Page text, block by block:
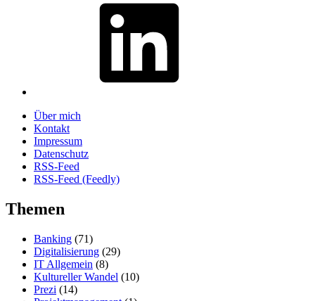
Über mich
Kontakt
Impressum
Datenschutz
RSS-Feed
RSS-Feed (Feedly)
Themen
Banking (71)
Digitalisierung (29)
IT Allgemein (8)
Kultureller Wandel (10)
Prezi (14)